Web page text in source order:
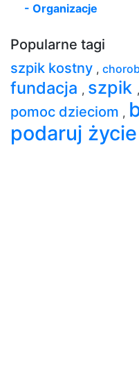
- Organizacje
Popularne tagi
szpik kostny ,
fundacja , szpik ,
pomoc dzieciom ,
podaruj życie